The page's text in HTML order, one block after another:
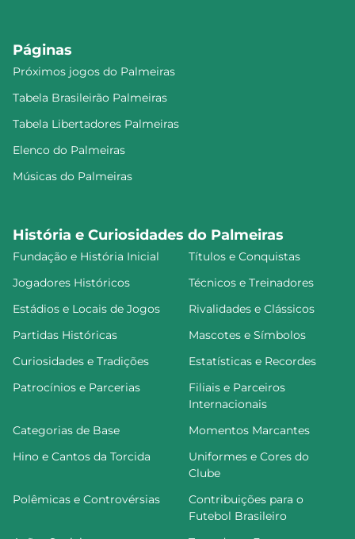
Páginas
Próximos jogos do Palmeiras
Tabela Brasileirão Palmeiras
Tabela Libertadores Palmeiras
Elenco do Palmeiras
Músicas do Palmeiras
História e Curiosidades do Palmeiras
Fundação e História Inicial
Títulos e Conquistas
Jogadores Históricos
Técnicos e Treinadores
Estádios e Locais de Jogos
Rivalidades e Clássicos
Partidas Históricas
Mascotes e Símbolos
Curiosidades e Tradições
Estatísticas e Recordes
Patrocínios e Parcerias
Filiais e Parceiros
Internacionais
Categorias de Base
Momentos Marcantes
Hino e Cantos da Torcida
Uniformes e Cores do
Clube
Polêmicas e Controvérsias
Contribuições para o
Futebol Brasileiro